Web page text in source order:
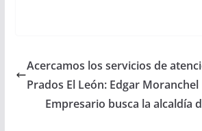
Acercamos los servicios de
Prados El León: Edgar Moranchel
Empresario busca la alcaldía